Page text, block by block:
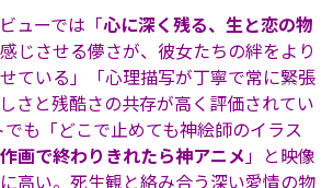
ューでは「心に深く残る、生と恋の物
じさせる儚さが、彼女たちの絆をより
ている」「心理描写が丁寧で常に緊張
さと残酷さの共存が高く評価されてい
でも「どこで止めても神絵師のイラス
画で終わりきれたら神アニメ」と映像
高い。死生観と絡み合う深い愛情の物